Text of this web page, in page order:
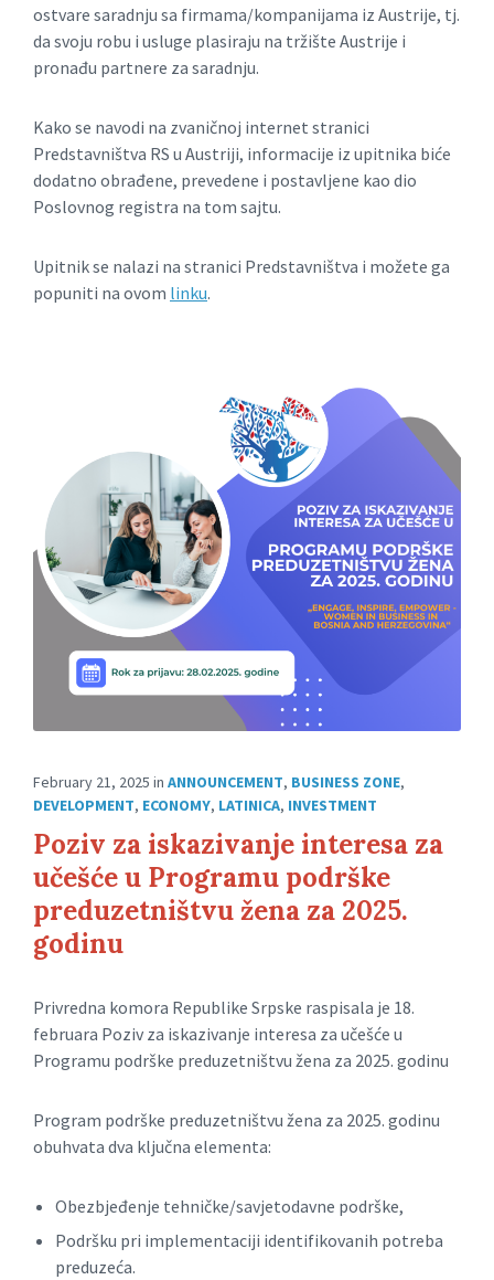
ostvare saradnju sa firmama/kompanijama iz Austrije, tj.
da svoju robu i usluge plasiraju na tržište Austrije i
pronađu partnere za saradnju.
Kako se navodi na zvaničnoj internet stranici
Predstavništva RS u Austriji, informacije iz upitnika biće
dodatno obrađene, prevedene i postavljene kao dio
Poslovnog registra na tom sajtu.
Upitnik se nalazi na stranici Predstavništva i možete ga
popuniti na ovom linku.
February 21, 2025 in ANNOUNCEMENT, BUSINESS ZONE,
DEVELOPMENT, ECONOMY, LATINICA, INVESTMENT
Poziv za iskazivanje interesa za
učešće u Programu podrške
preduzetništvu žena za 2025.
godinu
Privredna komora Republike Srpske raspisala je 18.
februara Poziv za iskazivanje interesa za učešće u
Programu podrške preduzetništvu žena za 2025. godinu
Program podrške preduzetništvu žena za 2025. godinu
obuhvata dva ključna elementa:
Obezbjeđenje tehničke/savjetodavne podrške,
Podršku pri implementaciji identifikovanih potreba
preduzeća.